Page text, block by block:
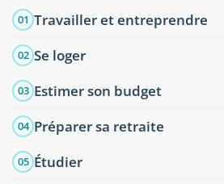
01 Travailler et entreprendre
02 Se loger
03 Estimer son budget
04 Préparer sa retraite
05 Étudier